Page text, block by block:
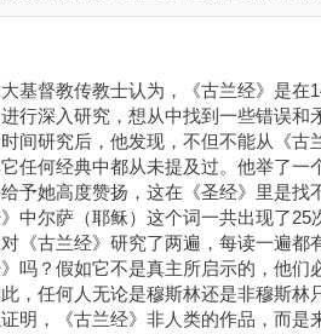
基督教传教士认为，《古兰经》是
行深入研究，想从中找到一些错误
时间研究后，他发现，不但不能从《
任何经典中都从未提及过。他举了
予她高度赞扬，这在《圣经》里是找
中尔萨（耶稣）这个词一共出现了25
《古兰经》研究了两遍，每读一遍
吗？假如它不是真主所启示的，他
，任何人无论是穆斯林还是非穆斯
明，《古兰经》非人类的作品，而是